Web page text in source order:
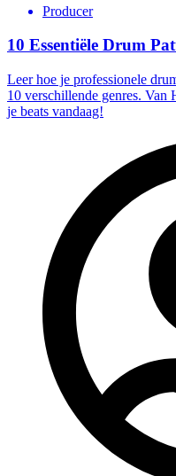
Producer
10 Essentiële Drum
Leer hoe je professionele
10 verschillende genres. Van
je beats vandaag!